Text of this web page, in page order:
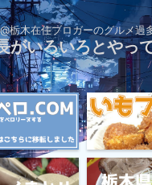
栃木在住ブロガーのグルメ過
がいろいろとやっ